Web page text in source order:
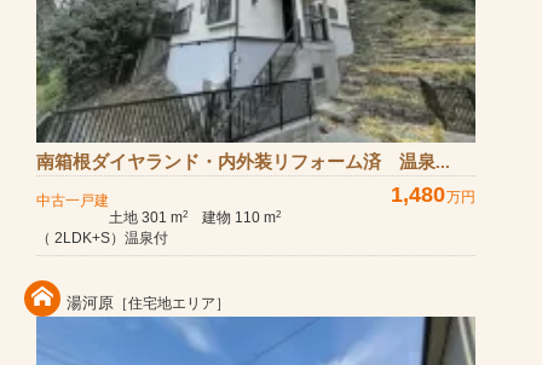
南箱根ダイヤランド・内外装リフォーム済 温泉...
中古一戸建 1,480万円
土地 301 m2 建物 110 m2
（ 2LDK+S）温泉付
湯河原 ［住宅地エリア］